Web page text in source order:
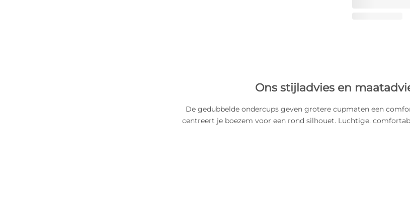
Ons stijladvies en
De gedubbelde ondercups geven grotere cupmaten een
centreert je boezem voor een rond silhouet. Luchtige,